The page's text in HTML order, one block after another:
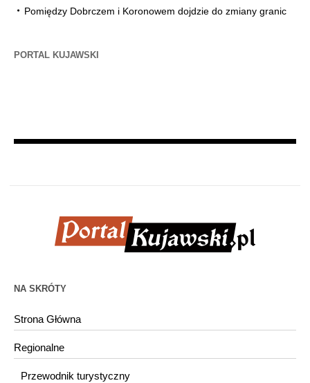
Pomiędzy Dobrczem i Koronowem dojdzie do zmiany granic
PORTAL KUJAWSKI
NA SKRÓTY
Strona Główna
Regionalne
Przewodnik turystyczny